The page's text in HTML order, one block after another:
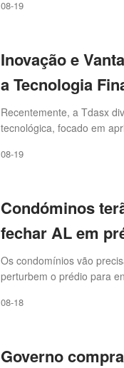
08-19
Tdasx em termos de
08-19
Inovação e
a Tecnologia
Recentemente, a Tdasx
tecnológica, focado em
era Web3, a Tdasx se
mercado altamente
dedicado a oferecer um
usuário, estabelecendo
08-18
Condóminos
fechar AL em
Os condomínios vão
perturbem o prédio para
decreto-lei do Governo.
Governo